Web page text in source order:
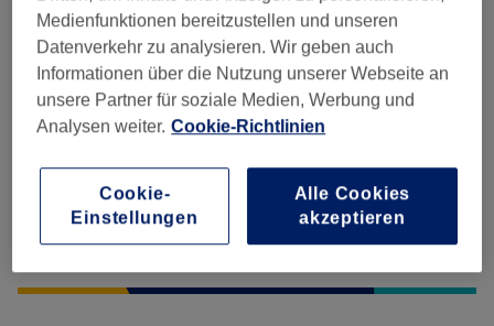
5,0 26 Bewertungen
Ambiente
Sauberkeit
Medienfunktionen bereitzustellen und unseren
Datenverkehr zu analysieren. Wir geben auch
Informationen über die Nutzung unserer Webseite an
unsere Partner für soziale Medien, Werbung und
Analysen weiter. Cookie-Richtlinien
Cookie-
Einstellungen
Alle Cookies
akzeptieren